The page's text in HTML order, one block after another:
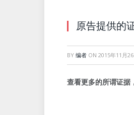
原告提供的
BY 编者 ON 2015年11月26
查看更多的所谓证据